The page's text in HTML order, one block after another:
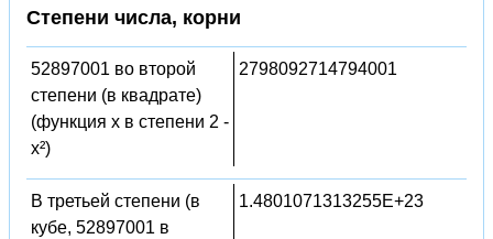
Степени числа, корни
52897001 во второй
степени (в квадрате)
(функция x в степени 2 -
x²)
2798092714794001
В третьей степени (в
кубе, 52897001 в
1.4801071313255E+23